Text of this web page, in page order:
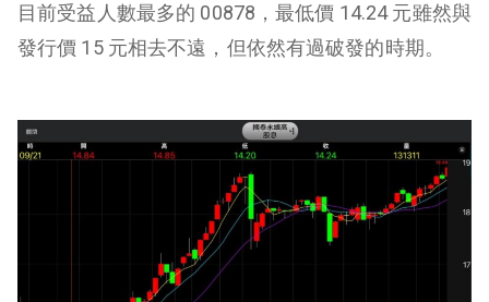
目前受益人數最多的 00878，最低價 14.24 元雖然與
發行價 15 元相去不遠，但依然有過破發的時期。